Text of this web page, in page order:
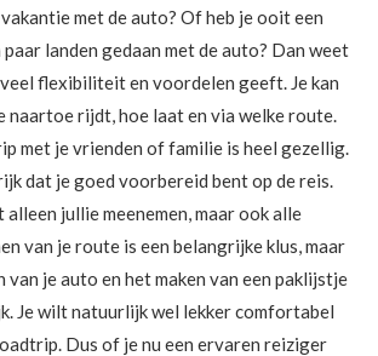
met de auto? Of heb je ooit een
landen gedaan met de auto? Dan weet
flexibiliteit en voordelen geeft. Je kan
naartoe rijdt, hoe laat en via welke route.
met je vrienden of familie is heel gezellig.
dat je goed voorbereid bent op de reis.
jullie meenemen, maar ook alle
van je route is een belangrijke klus, maar
je auto en het maken van een paklijstje
Je wilt natuurlijk wel lekker comfortabel
Dus of je nu een ervaren reiziger